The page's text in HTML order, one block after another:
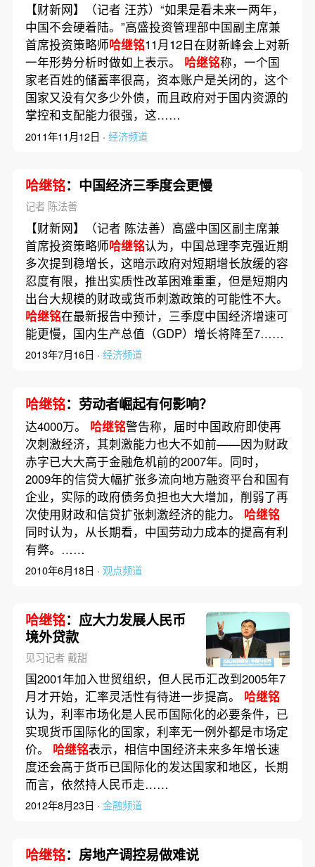
【财新网】（记者 汪苏）“如果是看未来一两年，
中国不会硬着陆。”高盛投资管理部中国副主席兼
首席投资策略师哈继铭11月12日在财新峰会上对新
一年形势分析时做如上表示。 哈继铭称，一个国
家老百姓的储蓄率很高，资本账户是关闭的，这个
国家又没有欠多少外债，而且政府对于国内资源的
掌控和支配能力很强，这……
2011年11月12日 · 经济频道
哈继铭：中国经济三季度会更慢
记者 陈法善
【财新网】（记者 陈法善）高盛中国区副主席兼
首席投资策略师哈继铭认为，中国总理李克强近期
多次提到稳增长，这暗示政府对短期增长放缓的容
忍度有限，推出实质性改革困难重重，但是短期内
出台大规模的财政或货币刺激政策的可能性不大。
哈继铭在最新报告中预计，三季度中国经济增速可
能更慢，国内生产总值（GDP）增长将降至7……
2013年7月16日 · 经济频道
哈继铭：劳动者崛起有何影响？
达4000万。 哈继铭警告称，届时中国政府即使再
次刺激经济，其刺激能力也大不如前——因为财政
赤字已大大高于金融危机前的2007年。同时，
2009年的信贷大幅扩张多流向地方融资平台和国有
企业，实际的政府债务负担也大大增加，削弱了再
次使用财政和信贷扩张刺激经济的能力。 哈继铭
同时认为，从长期看，中国劳动力成本的提高有利
有弊。……
2010年6月18日 · 观点频道
哈继铭：应大力发展人民币
境外贷款
见习记者 戴甜
国2001年加入世贸组织，但人民币汇改到2005年7
月才开始，汇率灵活性有待进一步提高。 哈继铭
认为，利率市场化是人民币国际化的必要条件，已
实现货币国际化的国家，利率无一例外都是市场定
价。 哈继铭表示，相信中国经济未来多年增长速
度还会高于货币已国际化的发达国家和地区，长期
而言，依然持人民币走……
2012年8月23日 · 金融频道
哈继铭：房地产调控易做难说